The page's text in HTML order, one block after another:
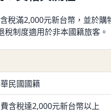
稅滿2,000元新台幣，並於
制度適用於非本國籍旅客。
民國國籍
含稅達2,000元新台幣以上